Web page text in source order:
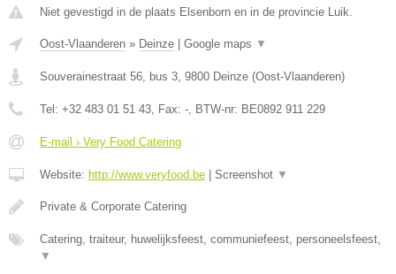
Niet gevestigd in de plaats Elsenborn en in de provincie Luik.
Oost-Vlaanderen » Deinze Google maps ▼
Souverainestraat 56, bus 3, 9800 Deinze (Oost-Vlaanderen)
Tel: +32 483 01 51 43, Fax: -, BTW-nr: BE0892 911 229
E-mail › Very Food Catering
Website: http://www.veryfood.be Screenshot ▼
Private & Corporate Catering
Catering, traiteur, huwelijksfeest, communiefeest, personeelsfeest,
▼